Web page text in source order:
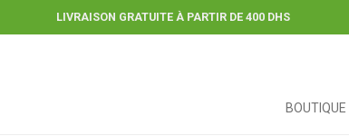
LIVRAISON GRATUITE À PARTIR DE 400 DHS
BOUTIQUE